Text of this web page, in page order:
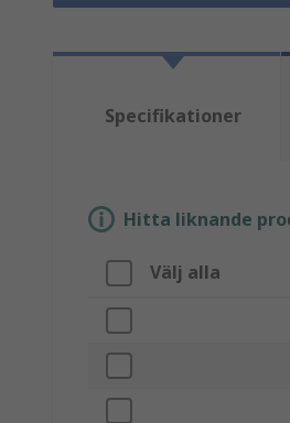
Specifikationer
Hitta liknande
Välj alla